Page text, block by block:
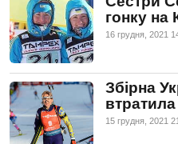
гонку на
16 грудня, 2021
Збірна
втратила
15 грудня, 2021